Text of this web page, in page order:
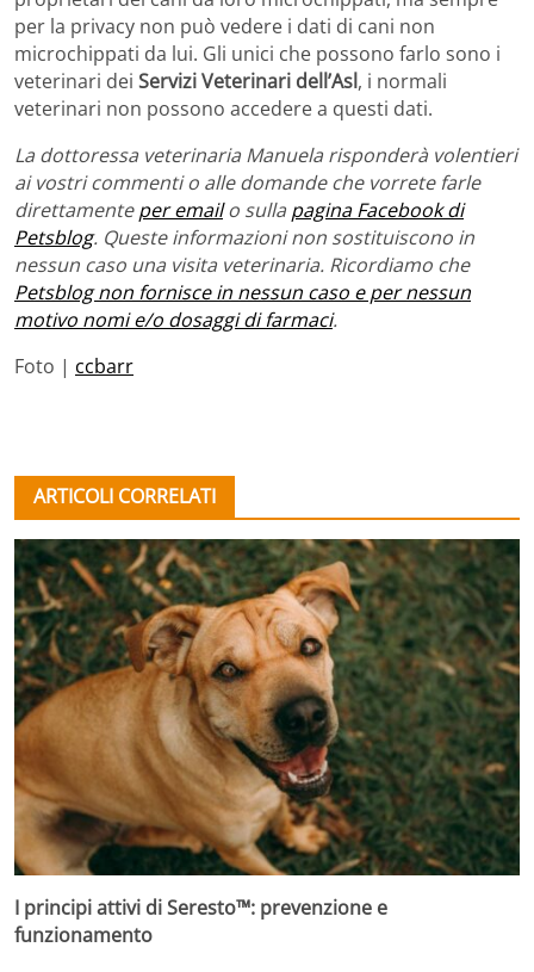
per la privacy non può vedere i dati di cani non
microchippati da lui. Gli unici che possono farlo sono i
veterinari dei Servizi Veterinari dell’Asl, i normali
veterinari non possono accedere a questi dati.
La dottoressa veterinaria Manuela risponderà volentieri
ai vostri commenti o alle domande che vorrete farle
direttamenteper emailo sulla pagina Facebook di
Petsblog. Queste informazioni non sostituiscono in
nessun caso una visita veterinaria. Ricordiamo che
Petsblog non fornisce in nessun caso e per nessun
motivo nomi e/o dosaggi di farmaci.
Foto | ccbarr
ARTICOLI CORRELATI
I principi attivi di Seresto™: prevenzione e
funzionamento